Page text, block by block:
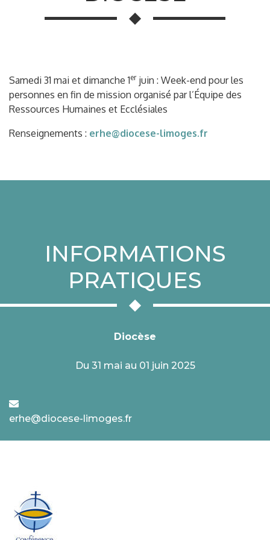
Samedi 31 mai et dimanche 1erjuin : Week-end pour les
personnes en fin de mission organisé par l’Équipe des
Ressources Humaines et Ecclésiales
Renseignements : erhe@diocese-limoges.fr
INFORMATIONS
PRATIQUES
Diocèse
Du 31 mai au 01 juin 2025
erhe@diocese-limoges.fr